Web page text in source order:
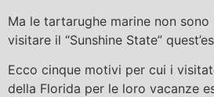
Ma le tartarughe marine non sono
visitare il “Sunshine State”
Ecco cinque motivi per cui i
della Florida per le loro vacanze